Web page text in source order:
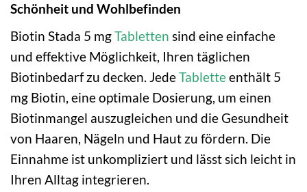
Schönheit und Wohlbefinden
Biotin Stada 5 mgTabletten sind eine einfache
und effektive Möglichkeit, Ihren täglichen
Biotinbedarf zu decken. JedeTabletteenthält 5
mg Biotin, eine optimale Dosierung, um einen
Biotinmangel auszugleichen und die Gesundheit
von Haaren, Nägeln und Haut zu fördern. Die
Einnahme ist unkompliziert und lässt sich leicht in
Ihren Alltag integrieren.